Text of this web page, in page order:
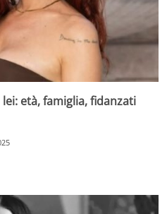
età, famiglia, fidanzati